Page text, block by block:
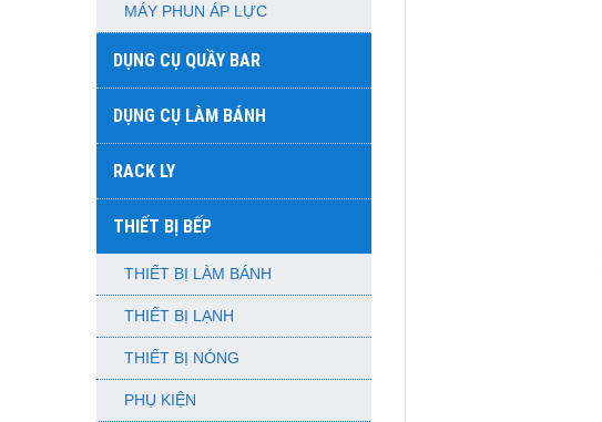
MÁY PHUN ÁP LỰC
DỤNG CỤ QUẦY BAR
DỤNG CỤ LÀM BÁNH
RACK LY
THIẾT BỊ BẾP
THIẾT BỊ LÀM BÁNH
THIẾT BỊ LẠNH
THIẾT BỊ NÓNG
PHỤ KIỆN